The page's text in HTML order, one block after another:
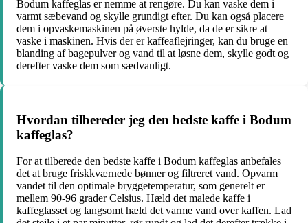
Bodum kaffeglas er nemme at rengøre. Du kan vaske dem i
varmt sæbevand og skylle grundigt efter. Du kan også placere
dem i opvaskemaskinen på øverste hylde, da de er sikre at
vaske i maskinen. Hvis der er kaffeaflejringer, kan du bruge en
blanding af bagepulver og vand til at løsne dem, skylle godt og
derefter vaske dem som sædvanligt.
Hvordan tilbereder jeg den bedste kaffe i Bodum
kaffeglas?
For at tilberede den bedste kaffe i Bodum kaffeglas anbefales
det at bruge friskkværnede bønner og filtreret vand. Opvarm
vandet til den optimale bryggetemperatur, som generelt er
mellem 90-96 grader Celsius. Hæld det malede kaffe i
kaffeglasset og langsomt hæld det varme vand over kaffen. Lad